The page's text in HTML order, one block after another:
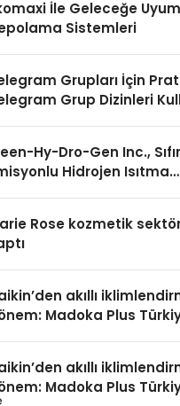
İle Geleceğe
Sistemleri
Grupları İçin
Grup Dizinleri
Hy-Dro-Gen Inc.,
Hidrojen Isıtma
Rose kozmetik
akıllı
Madoka Plus
akıllı
Madoka Plus